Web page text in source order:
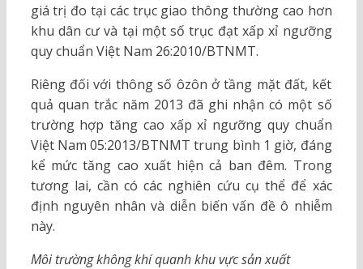
giá trị đo tại các trục giao thông thường cao hơn
khu dân cư và tại một số trục đạt xấp xỉ ngưỡng
quy chuẩn Việt Nam 26:2010/BTNMT.
Riêng đối với thông số ôzôn ở tầng mặt đất, kết
quả quan trắc năm 2013 đã ghi nhận có một số
trường hợp tăng cao xấp xỉ ngưỡng quy chuẩn
Việt Nam 05:2013/BTNMT trung bình 1 giờ, đáng
kể mức tăng cao xuất hiện cả ban đêm. Trong
tương lai, cần có các nghiên cứu cụ thể để xác
định nguyên nhân và diễn biến vấn đề ô nhiễm
này.
Môi trường không khí quanh khu vực sản xuất